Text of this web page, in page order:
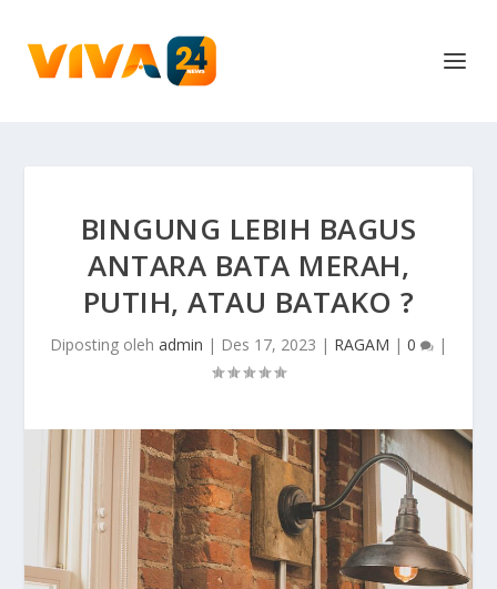
BINGUNG LEBIH BAGUS
ANTARA BATA MERAH,
PUTIH, ATAU BATAKO ?
Diposting oleh admin | Des 17, 2023 | RAGAM | 0 |